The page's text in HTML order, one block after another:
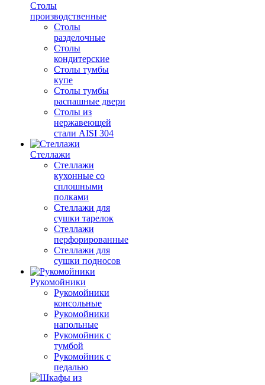
Столы
производственные
Столы
разделочные
Столы
кондитерские
Столы тумбы
купе
Столы тумбы
распашные двери
Столы из
нержавеющей
стали AISI 304
Стеллажи
Стеллажи
кухонные со
сплошными
полками
Стеллажи для
сушки тарелок
Стеллажи
перфорированные
Стеллажи для
сушки подносов
Рукомойники
Рукомойники
консольные
Рукомойники
напольные
Рукомойник с
тумбой
Рукомойник с
педалью